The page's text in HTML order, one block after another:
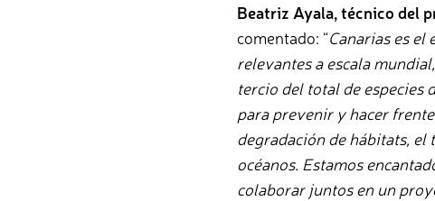
Beatriz Ayala, técnico del
comentado: “Canarias es
relevantes a escala
tercio del total de especies
para prevenir y hacer
degradación de hábitats,
océanos. Estamos
colaborar juntos en un